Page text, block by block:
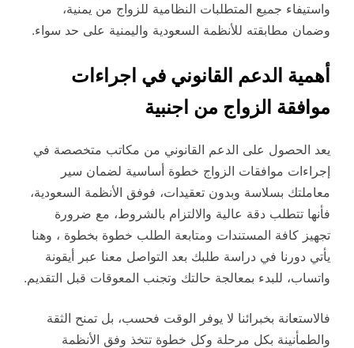
واستيفاء جميع المتطلبات النظامية للزواج من يمنية،
وضمان مطابقته للأنظمة السعودية واليمنية على حد سواء.
أهمية الدعم القانوني في اجراءات
موافقة الزواج من اجنبية
يعد الحصول على الدعم القانوني من مكاتب متخصصة في
إجراءات موافقات الزواج خطوة أساسية لضمان سير
معاملتك بسلاسة وبدون تعقيدات، فوفق الأنظمة السعودية،
فأنها تتطلب دقة عالية والالتزام بالشروط، مع ضرورة
تجهيز كافة المستندات ومتابعة الطلب خطوة بخطوة ، وهنا
يأتي دورنا في دراسة طلبك بعد التواصل معنا عبر أيقونة
واتساب، للبدء بمعالجة حالتك وتجنب المعوقات قبل التقديم.
فالاستعانة بخبرائنا لا يوفر الوقت فحسب، بل تمنح الثقة
والطمأنينة بكل مرحلة وكل خطوة تتخذ وفق الأنظمة